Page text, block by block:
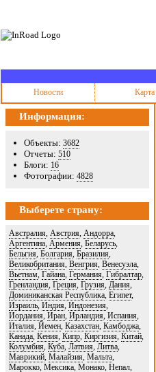
Новости
Информация:
Объекты: 3682
Отчеты: 510
Блоги: 16
Фотографии: 4828
Выберете страну:
Австралия, Австрия, Андорра,
Аргентина, Армения, Беларусь,
Бельгия, Болгария, Бразилия,
Великобритания, Венгрия, Венесуэла,
Вьетнам, Гайана, Германия, Гибралтар,
Гренландия, Греция, Грузия, Дания,
Доминиканская Республика, Египет,
Израиль, Индия, Индонезия,
Иордания, Иран, Ирландия, Испания,
Италия, Йемен, Казахстан, Камбоджа,
Канада, Кения, Кипр, Киргизия, Китай,
Колумбия, Куба, Латвия, Литва,
Маврикий, Малайзия, Мальта,
Марокко, Мексика, Монако, Непал,